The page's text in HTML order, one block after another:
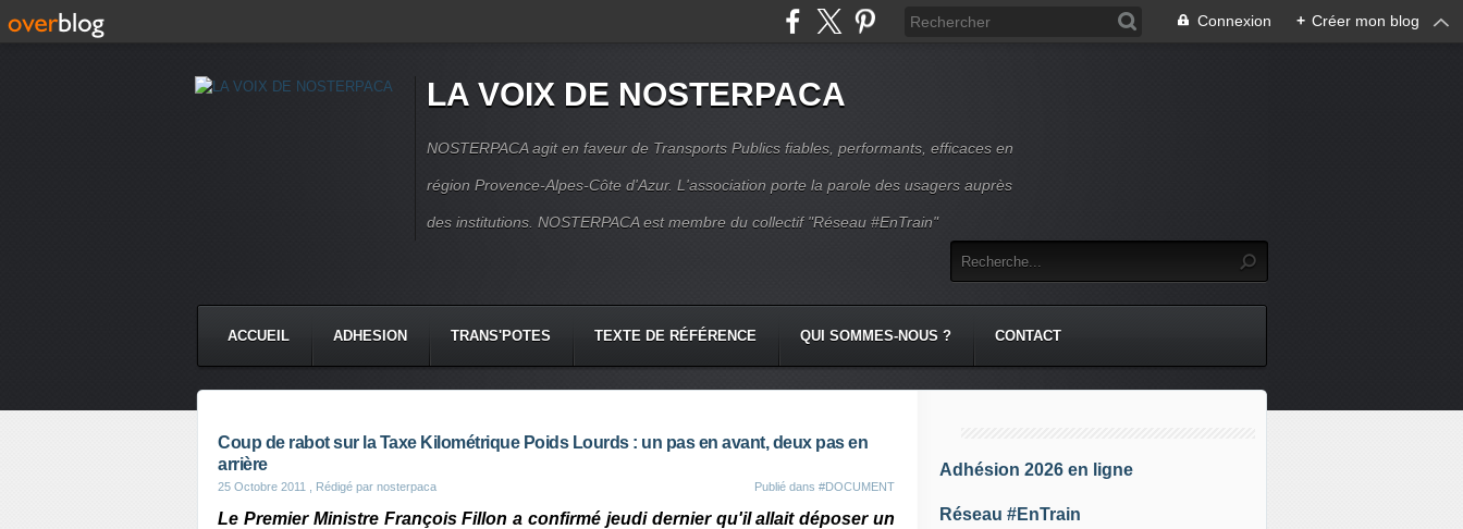
Connexion + Créer mon blog
LA VOIX DE NOSTERPACA
NOSTERPACA agit en faveur de Transports Publics fiables, performants, efficaces en
région Provence-Alpes-Côte d'Azur. L'association porte la parole des usagers auprès
des institutions. NOSTERPACA est membre du collectif "Réseau #EnTrain"
ACCUEIL ADHESION TRANS'POTES TEXTE DE RÉFÉRENCE QUI SOMMES-NOUS ? CONTACT
Coup de rabot sur la Taxe Kilométrique Poids Lourds : un pas en avant, deux pas en
arrière
25 Octobre 2011 , Rédigé par nosterpaca Publié dans #DOCUMENT
Le Premier Ministre François Fillon a confirmé jeudi dernier qu'il allait déposer un
Adhésion 2026 en ligne
Réseau #EnTrain